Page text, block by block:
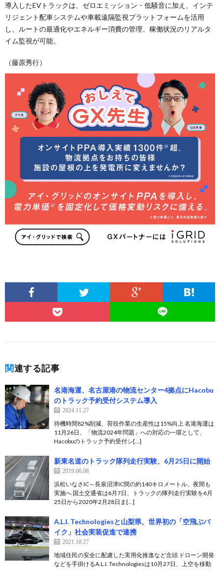
導入したEVトラックは、ゼロエミッション・低騒音に加え、インテ
リジェント配車システムや車載遠隔監視プラットフォームを活用
し、ルートの最適化やエネルギー消費の管理、稼働状況のリアルタ
イム監視が可能。
（藤原秀行）
関連する記事
名港海運、名古屋港の物流センター4拠点にHacobu
のトラック予約受付システム導入
2024.11.27
待機時間82%削減、荷役作業の生産性は15%向上 名港海運は
11月26日、「物流2024年問題」への対応の一環として、
Hacobuのトラック予約受付シ[…]
新東名道のトラック隊列走行実験、6月25日に開始
2019.06.08
浜松いなさIC～長泉沼津IC間の約140キロメートル、夜間も
実施へ 国土交通省は6月7日、トラックの隊列走行実験を6月
25日から2020年2月28日ま[…]
A.L.I. Technologiesと山梨県、世界初の「空飛ぶバ
イク」社会実装促進で連携
2021.10.27
地域住民の安全に配慮した実用化推進など念頭 ドローン開発
などを手掛けるA.L.I. Technologiesは10月27日、上空を移動